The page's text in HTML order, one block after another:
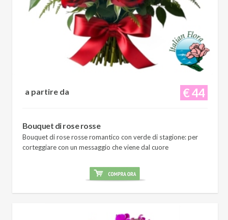
€ 44
a partire da
Bouquet di rose rosse
Bouquet di rose rosse romantico con verde di stagione: per
corteggiare con un messaggio che viene dal cuore